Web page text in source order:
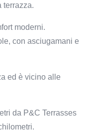
terrazza.
moderni.
con asciugamani e
ed è vicino alle
da P&C Terrasses